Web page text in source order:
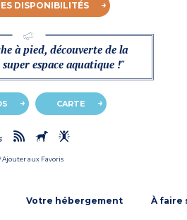
DISPONIBILITÉS
à pied, découverte de la
espace aquatique !"
CARTE
Ajouter aux Favoris
Votre hébergement À faire